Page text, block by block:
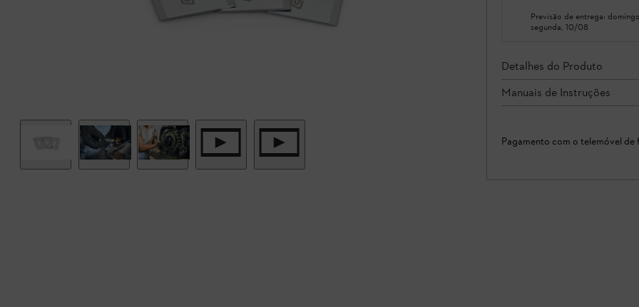
Previsão de entrega:
segunda, 10/08
Detalhes do Produto
Manuais de Instruções
Pagamento com o telemóvel de